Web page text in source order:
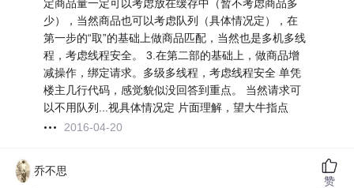
定商品量一定可以考虑放在缓存中（暂不考虑商品多
少），当然商品也可以考虑队列（具体情况定），在
第一步的“取”的基础上做商品匹配，当然也是多机多线
程，考虑线程安全。 3.在第二部的基础上，做商品增
减操作，绑定请求。多级多线程，考虑线程安全 单凭
楼主几行代码，感觉貌似没回答到重点。 当然请求可
以不用队列...视具体情况定 片面理解，望大牛指点
2016-04-20
乔不思
赞